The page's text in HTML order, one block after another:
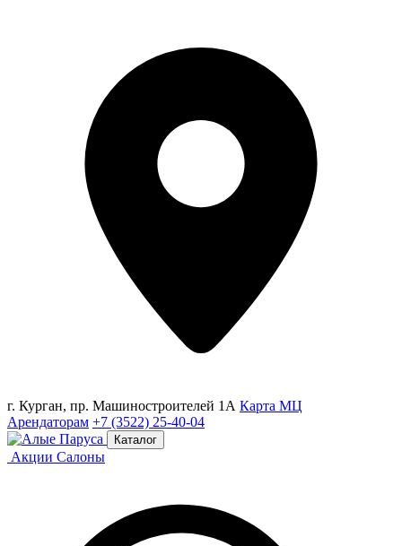
г. Курган, пр. Машиностроителей 1А Карта МЦ
Арендаторам +7 (3522) 25-40-04
Каталог
Акции Салоны